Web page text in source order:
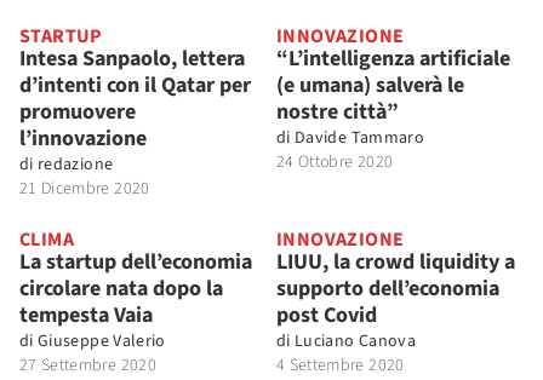
STARTUP
Intesa Sanpaolo, lettera
d’intenti con il Qatar per
promuovere
l’innovazione
di redazione
21 Dicembre 2020
INNOVAZIONE
“L’intelligenza artificiale
(e umana) salverà le
nostre città”
di Davide Tammaro
24 Ottobre 2020
CLIMA
La startup dell’economia
circolare nata dopo la
tempesta Vaia
di Giuseppe Valerio
27 Settembre 2020
INNOVAZIONE
LIUU, la crowd liquidity a
supporto dell’economia
post Covid
di Luciano Canova
4 Settembre 2020